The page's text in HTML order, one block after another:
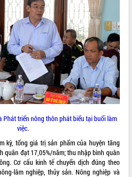
với
Phát triển nông thôn phát biểu tại buổi làm
việc.
kỳ, tổng giá trị sản phẩm của huyện tăng
quân đạt 17,05%/năm; thu nhập bình quân
Cơ cấu kinh tế chuyển dịch đúng theo
lâm nghiệp, thủy sản. Nông nghiệp và